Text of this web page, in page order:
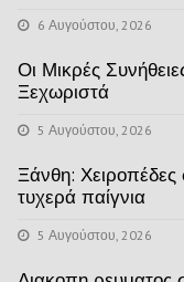
6 Αυγούστου, 2026
Οι Μικρές
Ξεχωριστά
5 Αυγούστου, 2026
Ξάνθη: Χειροπέδες
τυχερά παίγνια
5 Αυγούστου, 2026